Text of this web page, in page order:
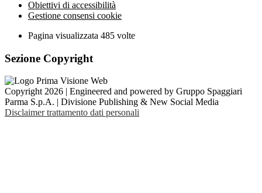
Obiettivi di accessibilità
Gestione consensi cookie
Pagina visualizzata 485 volte
Sezione Copyright
Copyright 2026 | Engineered and powered by Gruppo Spaggiari
Parma S.p.A. | Divisione Publishing & New Social Media
Disclaimer trattamento dati personali